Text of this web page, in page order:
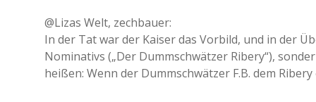
@Lizas Welt, zechbauer:
In der Tat war der Kaiser das Vorbild, und in der
Nominativs („Der Dummschwätzer Ribery“),
heißen: Wenn der Dummschwätzer F.B. dem